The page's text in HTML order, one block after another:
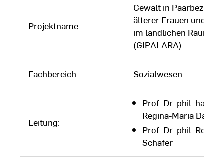
Projektname:
Gewalt in
älterer Frauen und
im ländlichen Raum
(GIPÄLÄRA)
Fachbereich: Sozialwesen
Leitung:
Prof. Dr. phil. habil.
Regina-Maria
Prof. Dr. phil.
Schäfer